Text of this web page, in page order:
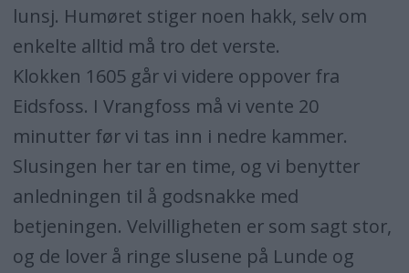
lunsj. Humøret stiger noen hakk, selv om
enkelte alltid må tro det verste.
Klokken 1605 går vi videre oppover fra
Eidsfoss. I Vrangfoss må vi vente 20
minutter før vi tas inn i nedre kammer.
Slusingen her tar en time, og vi benytter
anledningen til å godsnakke med
betjeningen. Velvilligheten er som sagt stor,
og de lover å ringe slusene på Lunde og